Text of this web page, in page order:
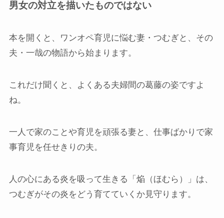
男女の対立を描いたものではない
本を開くと、ワンオペ育児に悩む妻・つむぎと、その
夫・一哉の物語から始まります。
これだけ聞くと、よくある夫婦間の葛藤の姿ですよ
ね。
一人で家のことや育児を頑張る妻と、仕事ばかりで家
事育児を任せきりの夫。
人の心にある炎を吸って生きる「焔（ほむら）」は、
つむぎがその炎をどう育てていくか見守ります。